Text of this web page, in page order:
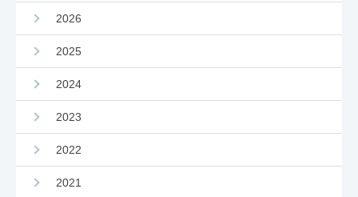
2026
2025
2024
2023
2022
2021